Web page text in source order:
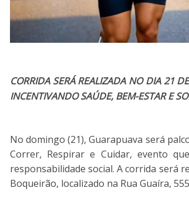
CORRIDA SERÁ REALIZADA NO DIA 21
INCENTIVANDO SAÚDE, BEM-ESTAR E
No domingo (21), Guarapuava será
Correr, Respirar e Cuidar, evento
responsabilidade social. A corrida será
Boqueirão, localizado na Rua Guaíra,